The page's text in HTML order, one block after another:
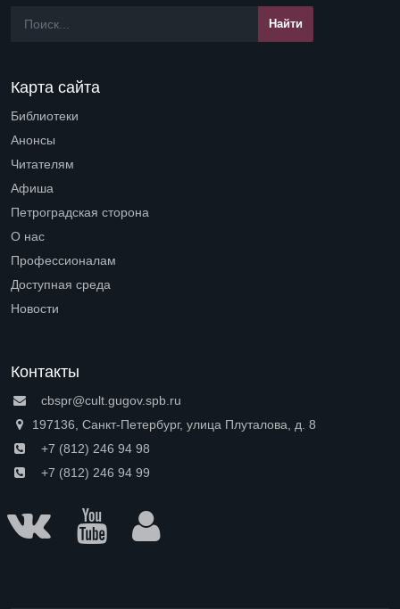
Карта сайта
Библиотеки
Анонсы
Читателям
Афиша
Петроградская сторона
О нас
Профессионалам
Доступная среда
Новости
Контакты
cbspr@cult.gugov.spb.ru
197136, Санкт-Петербург, улица Плуталова, д. 8
+7 (812) 246 94 98
+7 (812) 246 94 99